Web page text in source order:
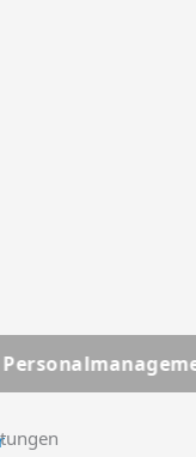
- Ihre